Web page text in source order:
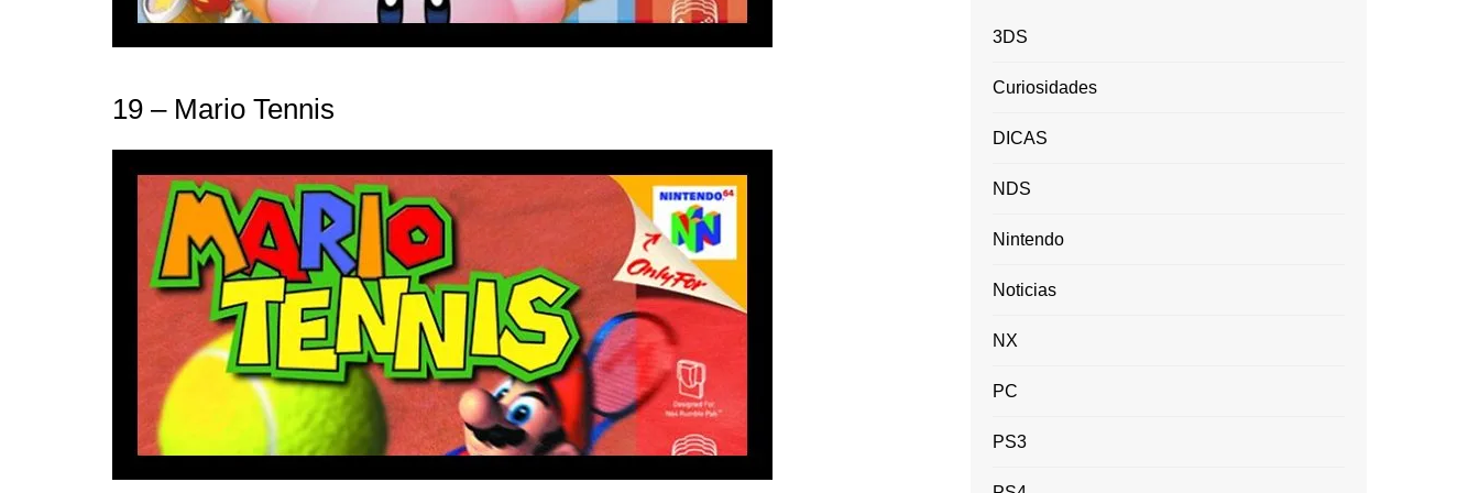
19 – Mario Tennis
3DS
Curiosidades
DICAS
NDS
Nintendo
Noticias
NX
PC
PS3